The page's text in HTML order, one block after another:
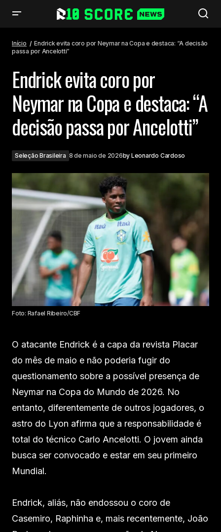
Ancelotti”
Início
Endrick evita coro por Neymar na Copa e destaca: “A decisão
passa por Ancelotti”
Endrick evita coro por
Neymar na Copa e destaca: “A
decisão passa por Ancelotti”
Seleção Brasileira 8 de maio de 2026by Leonardo Cardoso
Foto: Rafael Ribeiro/CBF
O atacante Endrick é a capa da revista Placar
do mês de maio e não poderia fugir do
questionamento sobre a possível presença de
Neymar na Copa do Mundo de 2026. No
entanto, diferentemente de outros jogadores, o
astro do Lyon afirma que a responsabilidade é
total do técnico Carlo Ancelotti. O jovem ainda
busca ser convocado e estar em seu primeiro
Mundial.
Endrick, aliás, não endossou o coro de
Casemiro, Raphinha e, mais recentemente, João